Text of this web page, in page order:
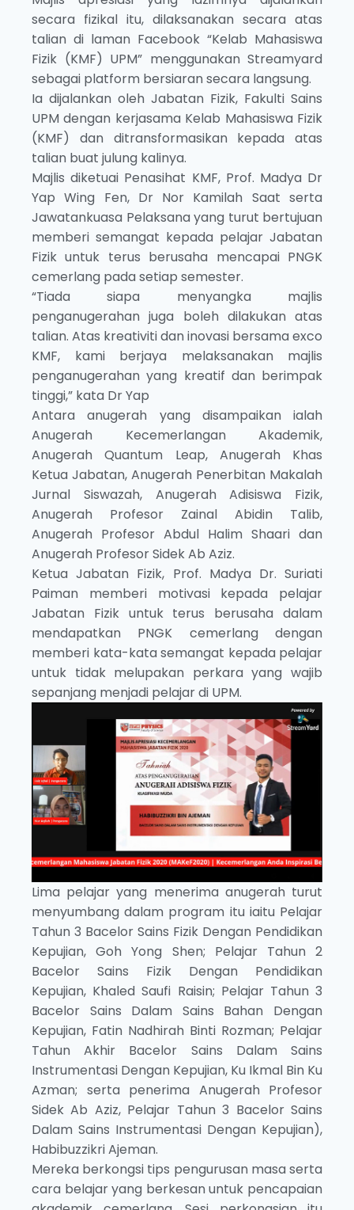
secara fizikal itu, dilaksanakan secara atas
talian di laman Facebook “Kelab Mahasiswa
Fizik (KMF) UPM” menggunakan Streamyard
sebagai platform bersiaran secara langsung.
Ia dijalankan oleh Jabatan Fizik, Fakulti Sains
UPM dengan kerjasama Kelab Mahasiswa Fizik
(KMF) dan ditransformasikan kepada atas
talian buat julung kalinya.
Majlis diketuai Penasihat KMF, Prof. Madya Dr
Yap Wing Fen, Dr Nor Kamilah Saat serta
Jawatankuasa Pelaksana yang turut bertujuan
memberi semangat kepada pelajar Jabatan
Fizik untuk terus berusaha mencapai PNGK
cemerlang pada setiap semester.
“Tiada siapa menyangka majlis
penganugerahan juga boleh dilakukan atas
talian. Atas kreativiti dan inovasi bersama exco
KMF, kami berjaya melaksanakan majlis
penganugerahan yang kreatif dan berimpak
tinggi,” kata Dr Yap
Antara anugerah yang disampaikan ialah
Anugerah Kecemerlangan Akademik,
Anugerah Quantum Leap, Anugerah Khas
Ketua Jabatan, Anugerah Penerbitan Makalah
Jurnal Siswazah, Anugerah Adisiswa Fizik,
Anugerah Profesor Zainal Abidin Talib,
Anugerah Profesor Abdul Halim Shaari dan
Anugerah Profesor Sidek Ab Aziz.
Ketua Jabatan Fizik, Prof. Madya Dr. Suriati
Paiman memberi motivasi kepada pelajar
Jabatan Fizik untuk terus berusaha dalam
mendapatkan PNGK cemerlang dengan
memberi kata-kata semangat kepada pelajar
untuk tidak melupakan perkara yang wajib
sepanjang menjadi pelajar di UPM.
Lima pelajar yang menerima anugerah turut
menyumbang dalam program itu iaitu Pelajar
Tahun 3 Bacelor Sains Fizik Dengan Pendidikan
Kepujian, Goh Yong Shen; Pelajar Tahun 2
Bacelor Sains Fizik Dengan Pendidikan
Kepujian, Khaled Saufi Raisin; Pelajar Tahun 3
Bacelor Sains Dalam Sains Bahan Dengan
Kepujian, Fatin Nadhirah Binti Rozman; Pelajar
Tahun Akhir Bacelor Sains Dalam Sains
Instrumentasi Dengan Kepujian, Ku Ikmal Bin Ku
Azman; serta penerima Anugerah Profesor
Sidek Ab Aziz, Pelajar Tahun 3 Bacelor Sains
Dalam Sains Instrumentasi Dengan Kepujian),
Habibuzzikri Ajeman.
Mereka berkongsi tips pengurusan masa serta
cara belajar yang berkesan untuk pencapaian